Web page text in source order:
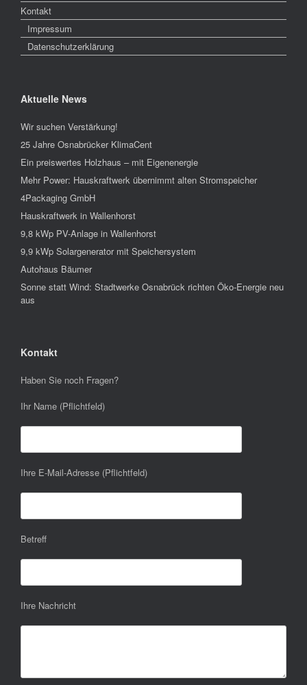
Kontakt
Impressum
Datenschutzerklärung
Aktuelle News
Wir suchen Verstärkung!
25 Jahre Osnabrücker KlimaCent
Ein preiswertes Holzhaus – mit Eigenenergie
Mehr Power: Hauskraftwerk übernimmt alten Stromspeicher
4Packaging GmbH
Hauskraftwerk in Wallenhorst
9,8 kWp PV-Anlage in Wallenhorst
9,9 kWp Solargenerator mit Speichersystem
Autohaus Bäumer
Sonne statt Wind: Stadtwerke Osnabrück richten Öko-Energie neu
aus
Kontakt
Haben Sie noch Fragen?
Ihr Name (Pflichtfeld)
Ihre E-Mail-Adresse (Pflichtfeld)
Betreff
Ihre Nachricht